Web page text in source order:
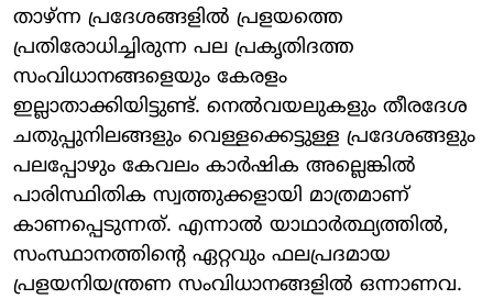
താഴ്ന്ന പ്രദേശങ്ങളിൽ പ്രളയത്തെ
പ്രതിരോധിച്ചിരുന്ന പല പ്രകൃതിദത്ത
സംവിധാനങ്ങളെയും കേരളം
ഇല്ലാതാക്കിയിട്ടുണ്ട്. നെൽവയലുകളും തീരദേശ
ചതുപ്പുനിലങ്ങളും വെള്ളക്കെട്ടുള്ള പ്രദേശങ്ങളും
പലപ്പോഴും കേവലം കാർഷിക അല്ലെങ്കിൽ
പാരിസ്ഥിതിക സ്വത്തുക്കളായി മാത്രമാണ്
കാണപ്പെടുന്നത്. എന്നാൽ യാഥാർത്ഥ്യത്തിൽ,
സംസ്ഥാനത്തിന്റെ ഏറ്റവും ഫലപ്രദമായ
പ്രളയനിയന്ത്രണ സംവിധാനങ്ങളിൽ ഒന്നാണവ.